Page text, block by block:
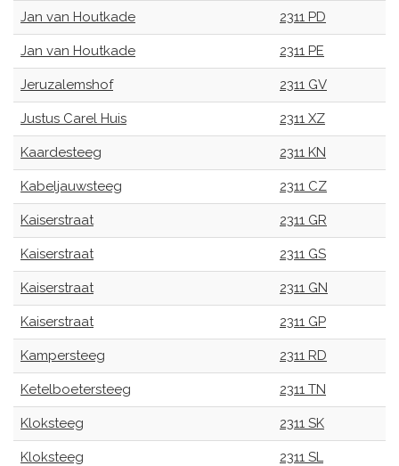
Jan van Houtkade 2311 PD
Jan van Houtkade 2311 PE
Jeruzalemshof 2311 GV
Justus Carel Huis 2311 XZ
Kaardesteeg 2311 KN
Kabeljauwsteeg 2311 CZ
Kaiserstraat 2311 GR
Kaiserstraat 2311 GS
Kaiserstraat 2311 GN
Kaiserstraat 2311 GP
Kampersteeg 2311 RD
Ketelboetersteeg 2311 TN
Kloksteeg 2311 SK
Kloksteeg 2311 SL